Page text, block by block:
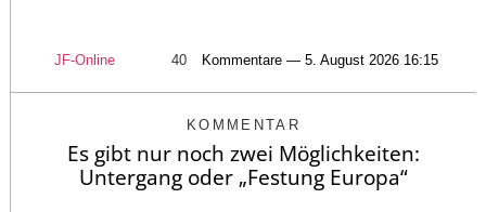
JF-Online 40 Kommentare — 5. August 2026 16:15
KOMMENTAR
Es gibt nur noch zwei Möglichkeiten:
Untergang oder „Festung Europa“